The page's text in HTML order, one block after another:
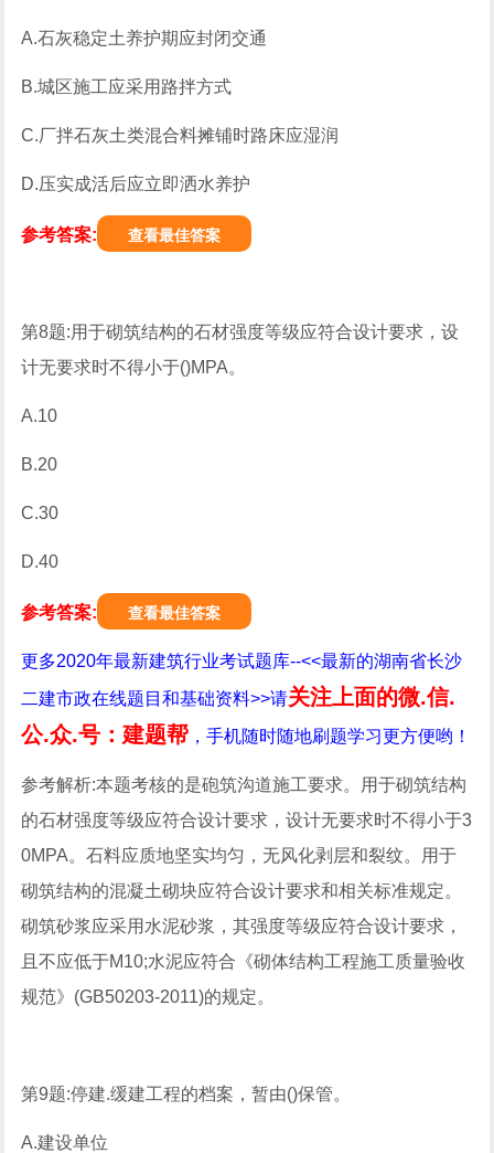
A.石灰稳定土养护期应封闭交通
B.城区施工应采用路拌方式
C.厂拌石灰土类混合料摊铺时路床应湿润
D.压实成活后应立即洒水养护
参考答案: 查看最佳答案
第8题:用于砌筑结构的石材强度等级应符合设计要求，设
计无要求时不得小于()MPA。
A.10
B.20
C.30
D.40
参考答案: 查看最佳答案
更多2020年最新建筑行业考试题库--<<最新的湖南省长沙
二建市政在线题目和基础资料>>请关注上面的微.信.
公.众.号：建题帮 ，手机随时随地刷题学习更方便哟！
参考解析:本题考核的是砲筑沟道施工要求。用于砌筑结构
的石材强度等级应符合设计要求，设计无要求时不得小于3
0MPA。石料应质地坚实均匀，无风化剥层和裂纹。用于
砌筑结构的混凝土砌块应符合设计要求和相关标准规定。
砌筑砂浆应采用水泥砂浆，其强度等级应符合设计要求，
且不应低于M10;水泥应符合《砌体结构工程施工质量验收
规范》(GB50203-2011)的规定。
第9题:停建.缓建工程的档案，暂由()保管。
A.建设单位